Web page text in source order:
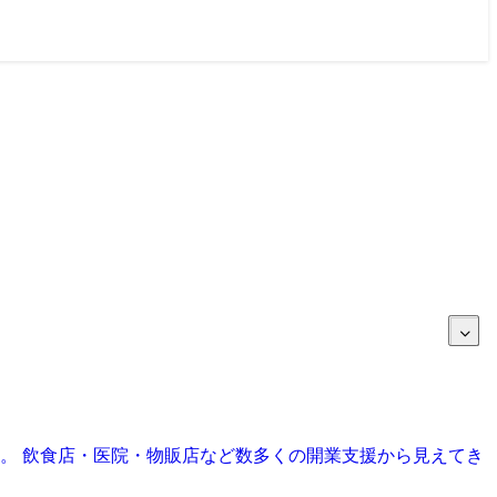
飲食店・医院・物販店など数多くの開業支援から見えてき